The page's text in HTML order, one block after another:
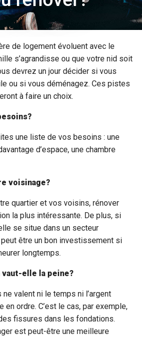
de logement évoluent avec le
s’agrandisse ou que votre nid soit
devrez un jour décider si vous
ou si vous déménagez. Ces pistes
à faire un choix.
une liste de vos besoins : une
d’espace, une chambre
voisinage?
quartier et vos voisins, rénover
la plus intéressante. De plus, si
se situe dans un secteur
être un bon investissement si
longtemps.
elle la peine?
valent ni le temps ni l’argent
en ordre. C’est le cas, par exemple,
fissures dans les fondations.
est peut-être une meilleure